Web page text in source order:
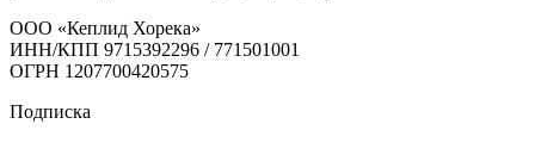
ООО «Кеплид Хорека»
ИНН/КПП 9715392296 / 771501001
ОГРН 1207700420575
Подписка